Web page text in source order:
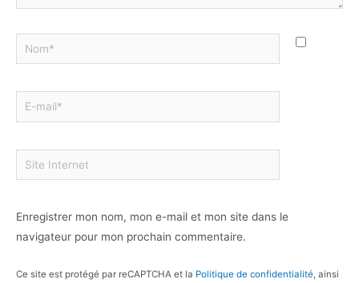
Enregistrer mon nom, mon e-mail et mon site dans le
navigateur pour mon prochain commentaire.
Ce site est protégé par reCAPTCHA et la Politique de confidentialité, ainsi